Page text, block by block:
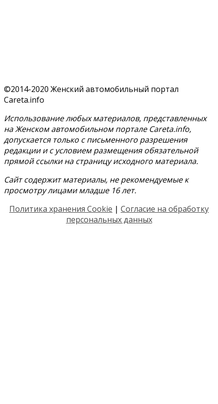
©2014-2020 Женский автомобильный портал
Careta.info
Использование любых материалов, представленных
на Женском автомобильном портале Careta.info,
допускается только с письменного разрешения
редакции и с условием размещения обязательной
прямой ссылки на страницу исходного материала.
Сайт содержит материалы, не рекомендуемые к
просмотру лицами младше 16 лет.
Политика хранения Cookie | Согласие на обработку
персональных данных